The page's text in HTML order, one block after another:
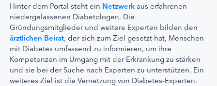
Hinter dem Portal steht ein Netzwerk aus erfahrenen
niedergelassenen Diabetologen. Die
Gründungsmitglieder und weitere Experten bilden den
ärztlichen Beirat, der sich zum Ziel gesetzt hat, Menschen
mit Diabetes umfassend zu informieren, um ihre
Kompetenzen im Umgang mit der Erkrankung zu stärken
und sie bei der Suche nach Experten zu unterstützen. Ein
weiteres Ziel ist die Vernetzung von Diabetes-Experten.